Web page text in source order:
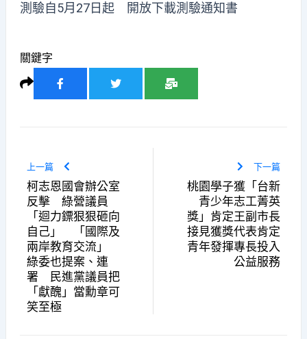
測驗自5月27日起 開放下載測驗通知書
關鍵字
上一篇
柯志恩國會辦公室
反擊 綠營議員
「迴力鏢狠狠砸向
自己」 「國際及
兩岸教育交流」
綠委也提案、連
署 民進黨議員把
「獻醜」當勳章可
笑至極
下一篇
桃園學子獲「台新
青少年志工菁英
獎」肯定王副市長
接見獲獎代表肯定
青年發揮專長投入
公益服務